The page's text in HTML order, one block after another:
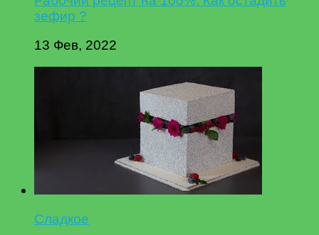
зефир ?
13 Фев, 2022
Сладкое